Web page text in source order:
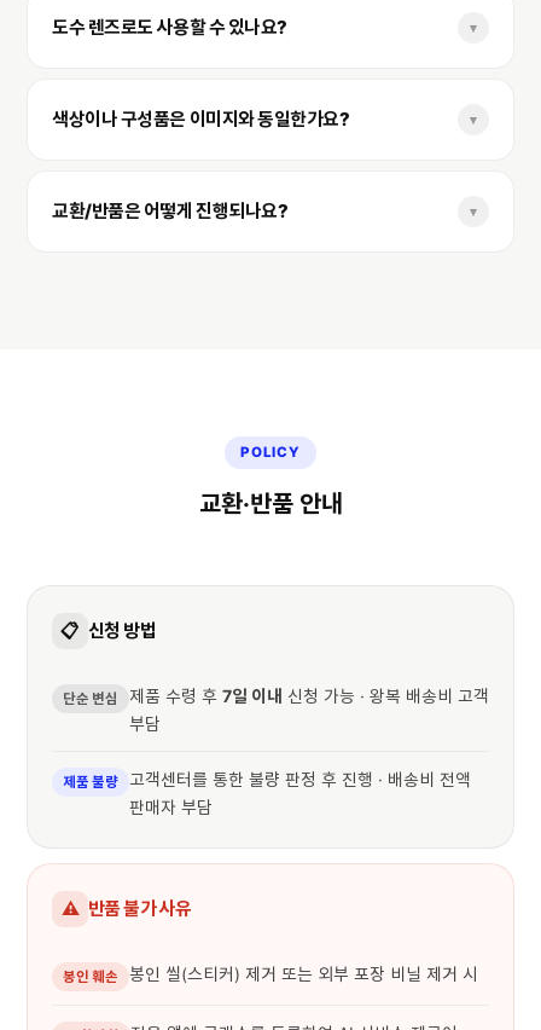
있습니다. 구매 전 호환 기기, 지원 OS, 앱 설치 여부를 확인해
도수 렌즈로도 사용할 수 있나요? ▾
달라질 수 있습니다. 구매 전 판매처 또는 상품 상세 안내를
색상이나 구성품은 이미지와 동일한가요? ▾
있습니다. 구성품은 구매 옵션 및 상세페이지 안내 기준으로
교환/반품은 어떻게 진행되나요? ▾
POLICY
교환·반품 안내
📋 신청 방법
단순 변심 제품 수령 후 7일 이내 신청 가능 · 왕복 배송비 고객
부담
제품 불량
고객센터를 통한 불량 판정 후 진행 · 배송비 전액
판매자 부담
⚠️ 반품 불가 사유
봉인 훼손 봉인 씰(스티커) 제거 또는 외부 포장 비닐 제거 시